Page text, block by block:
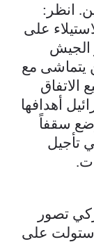
انظر:
على
عبور الجيش
يتماشى مع
الاتفاق
أهدافها
سقفاً
تأجيل
تصور
استولت على